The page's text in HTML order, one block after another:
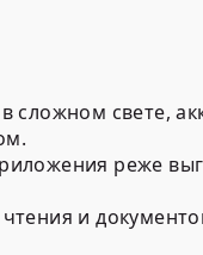
свете,
реже
и